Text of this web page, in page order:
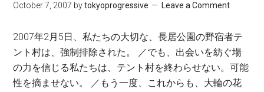
October 7, 2007 bytokyoprogressive Leave a Comment
2007年2月5日、私たちの大切な、長居公園の野宿者テ
ント村は、強制排除された。 ／でも、出会いを紡ぐ場
の力を信じる私たちは、テント村を終わらせない。可能
性を摘ませない。 ／もう一度、これからも、大輪の花